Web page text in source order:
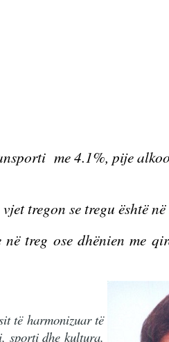
me 4.1%, pije
tregon se tregu është në
treg ose dhënien me
të harmonizuar të
sporti dhe kultura.